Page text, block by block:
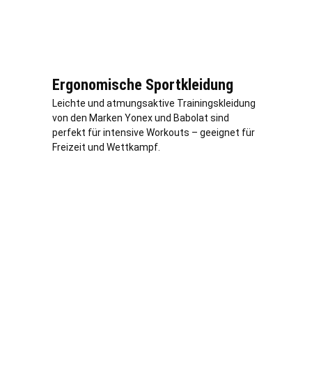
Ergonomische Sportkleidung
Leichte und atmungsaktive Trainingskleidung
von den Marken Yonex und Babolat sind
perfekt für intensive Workouts – geeignet für
Freizeit und Wettkampf.